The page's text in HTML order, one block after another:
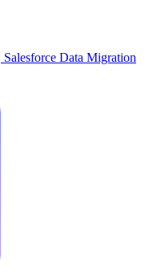
Salesforce Data Migration